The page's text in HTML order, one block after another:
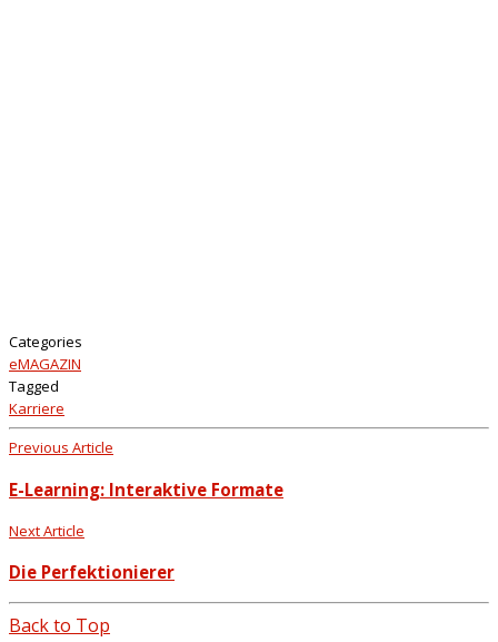
Categories
eMAGAZIN
Tagged
Karriere
Previous Article
E-Learning: Interaktive Formate
Next Article
Die Perfektionierer
Back to Top